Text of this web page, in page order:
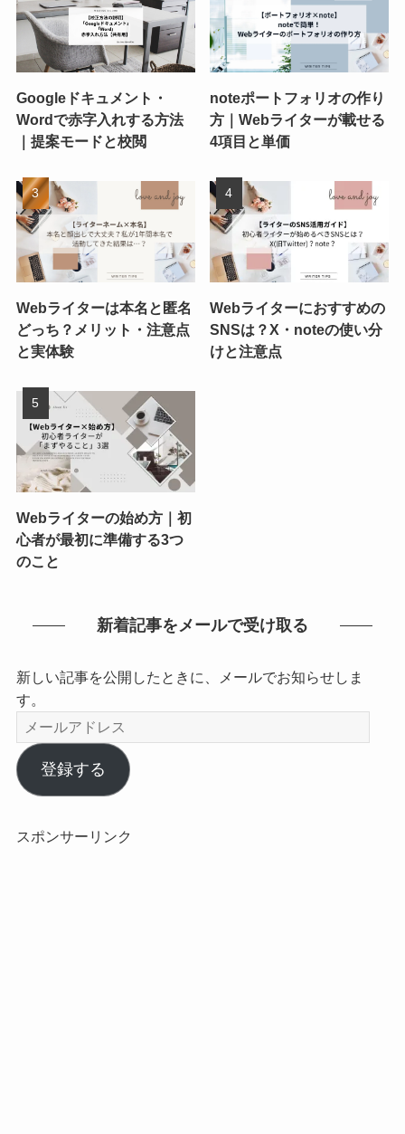
Googleドキュメント・
Wordで赤字入れする方法
｜提案モードと校閲
noteポートフォリオの作り
方｜Webライターが載せる
4項目と単価
Webライターは本名と匿名
どっち？メリット・注意点
と実体験
Webライターにおすすめの
SNSは？X・noteの使い分
けと注意点
Webライターの始め方｜初
心者が最初に準備する3つ
のこと
新着記事をメールで受け取る
新しい記事を公開したときに、メールでお知らせしま
す。
メ
ー
ル
ア
レ
登録する
スポンサーリンク